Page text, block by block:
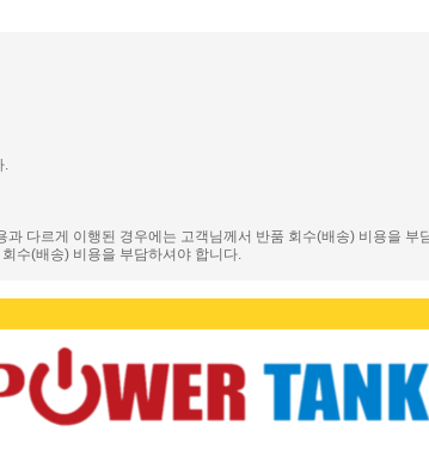
다르게 이행된 경우에는 고객님께서 반품 회수(배송) 비용을
수(배송) 비용을 부담하셔야 합니다.